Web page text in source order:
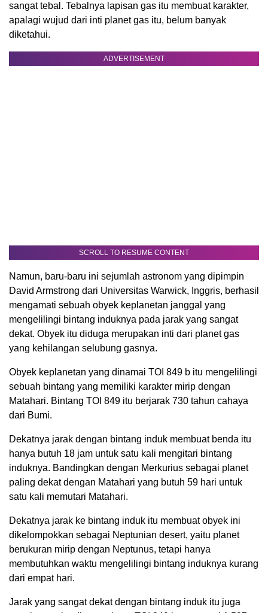
sangat tebal. Tebalnya lapisan gas itu membuat karakter,
apalagi wujud dari inti planet gas itu, belum banyak
diketahui.
ADVERTISEMENT
SCROLL TO RESUME CONTENT
Namun, baru-baru ini sejumlah astronom yang dipimpin
David Armstrong dari Universitas Warwick, Inggris, berhasil
mengamati sebuah obyek keplanetan janggal yang
mengelilingi bintang induknya pada jarak yang sangat
dekat. Obyek itu diduga merupakan inti dari planet gas
yang kehilangan selubung gasnya.
Obyek keplanetan yang dinamai TOI 849 b itu mengelilingi
sebuah bintang yang memiliki karakter mirip dengan
Matahari. Bintang TOI 849 itu berjarak 730 tahun cahaya
dari Bumi.
Dekatnya jarak dengan bintang induk membuat benda itu
hanya butuh 18 jam untuk satu kali mengitari bintang
induknya. Bandingkan dengan Merkurius sebagai planet
paling dekat dengan Matahari yang butuh 59 hari untuk
satu kali memutari Matahari.
Dekatnya jarak ke bintang induk itu membuat obyek ini
dikelompokkan sebagai Neptunian desert, yaitu planet
berukuran mirip dengan Neptunus, tetapi hanya
membutuhkan waktu mengelilingi bintang induknya kurang
dari empat hari.
Jarak yang sangat dekat dengan bintang induk itu juga